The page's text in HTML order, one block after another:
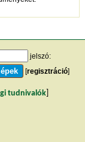
jelszó:
[regisztráció]
tudnivalók